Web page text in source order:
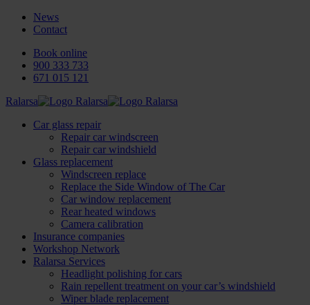
News
Contact
Book online
900 333 733
671 015 121
Ralarsa
Car glass repair
Repair car windscreen
Repair car windshield
Glass replacement
Windscreen replace
Replace the Side Window of The Car
Car window replacement
Rear heated windows
Camera calibration
Insurance companies
Workshop Network
Ralarsa Services
Headlight polishing for cars
Rain repellent treatment on your car’s windshield
Wiper blade replacement